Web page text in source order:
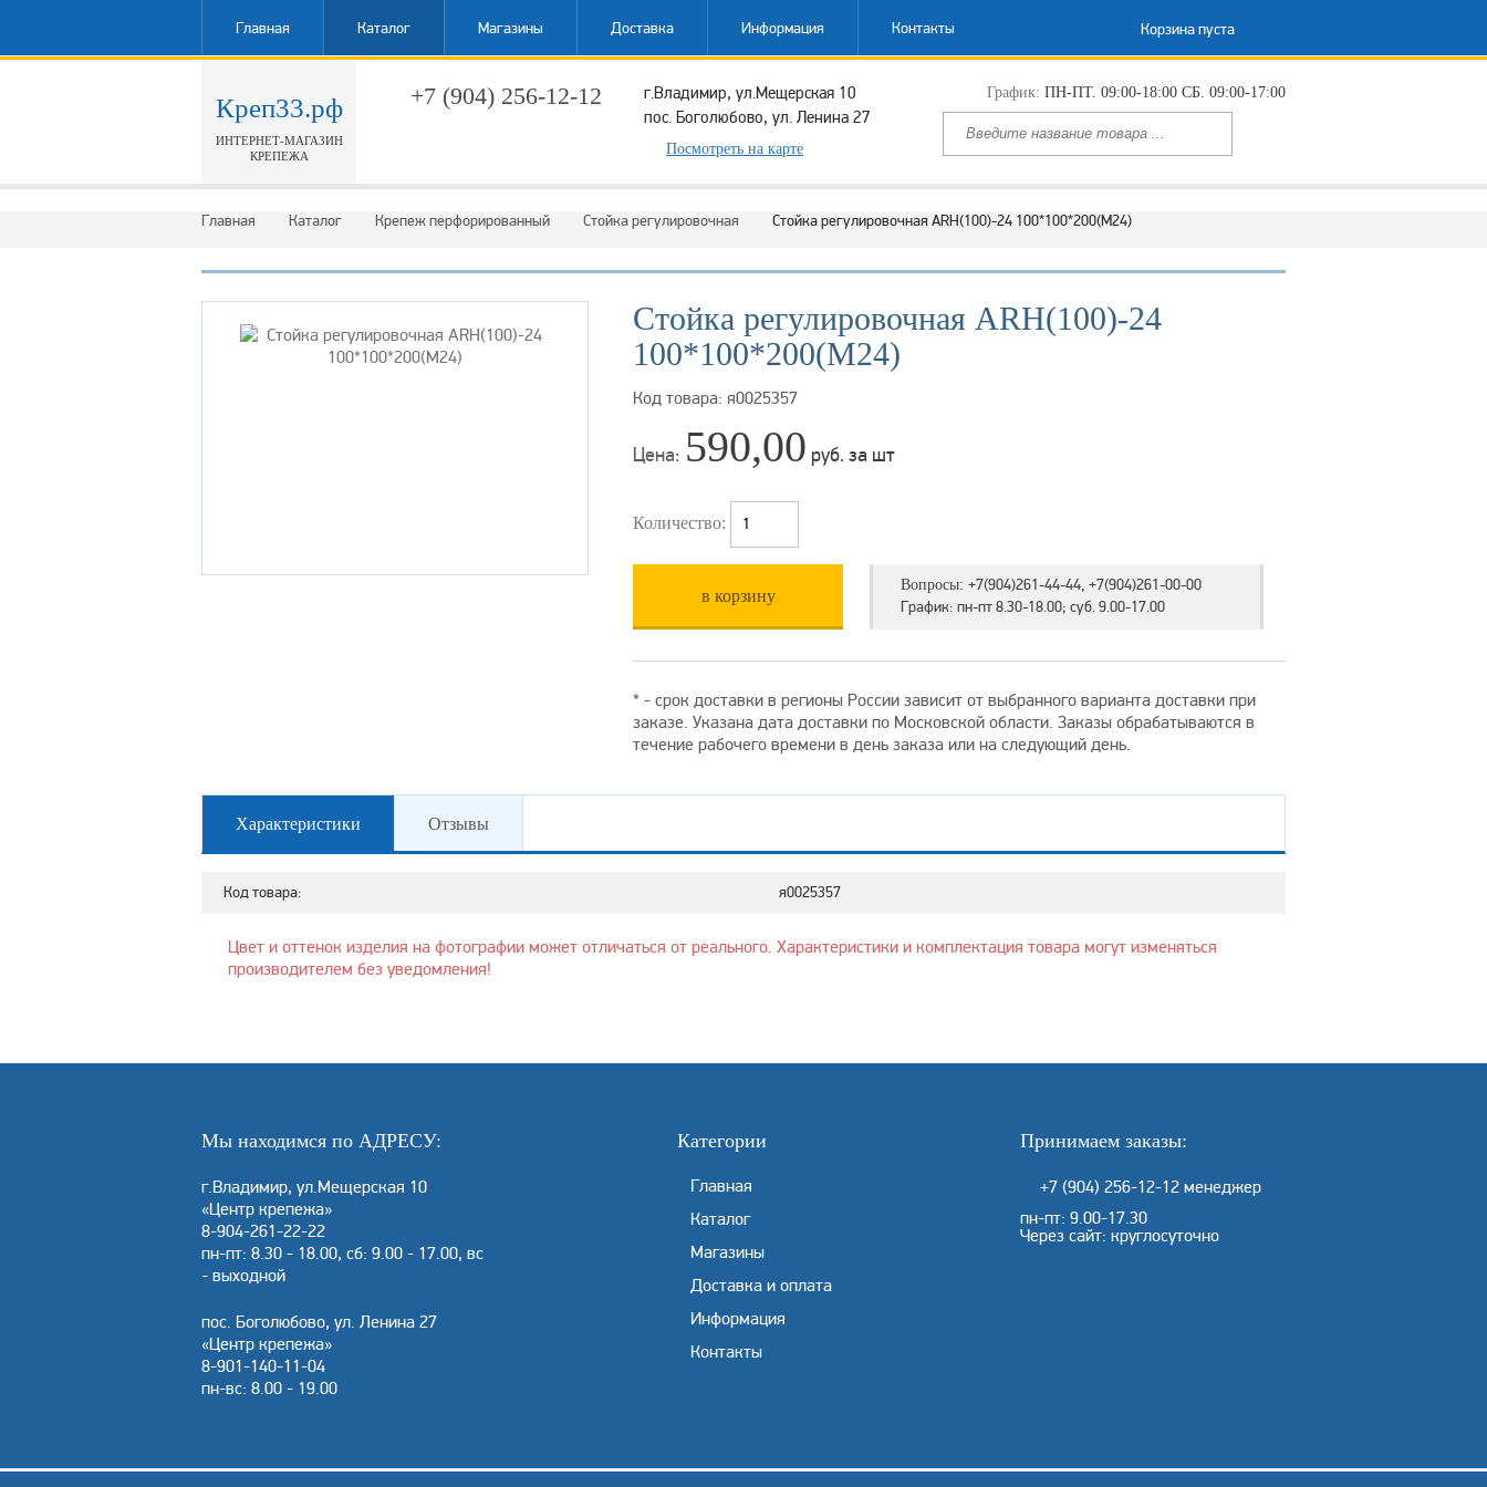
Главная Каталог Магазины Доставка Информация Контакты Корзина пуста
Креп33.рф
ИНТЕРНЕТ-МАГАЗИН
КРЕПЕЖА
+7 (904) 256-12-12
г.Владимир, ул.Мещерская 10
пос. Боголюбово, ул. Ленина 27
Посмотреть на карте
График: ПН-ПТ. 09:00-18:00 СБ. 09:00-17:00
Главная Каталог Крепеж перфорированный Стойка регулировочная Стойка регулировочная ARH(100)-24 100*100*200(М24)
Стойка регулировочная ARH(100)-24
100*100*200(М24)
Код товара: я0025357
Цена: 590,00 руб. за шт
Количество:
в корзину
Вопросы: +7(904)261-44-44, +7(904)261-00-00
График: пн-пт 8.30-18.00; суб. 9.00-17.00
* - срок доставки в регионы России зависит от выбранного варианта доставки при
заказе. Указана дата доставки по Московской области. Заказы обрабатываются в
течение рабочего времени в день заказа или на следующий день.
Характеристики Отзывы
Код товара: я0025357
Цвет и оттенок изделия на фотографии может отличаться от реального. Характеристики и комплектация товара могут изменяться
производителем без уведомления!
Мы находимся по АДРЕСУ:
г.Владимир, ул.Мещерская 10
«Центр крепежа»
8-904-261-22-22
пн-пт: 8.30 - 18.00, сб: 9.00 - 17.00, вс
- выходной
пос. Боголюбово, ул. Ленина 27
«Центр крепежа»
8-901-140-11-04
пн-вс: 8.00 - 19.00
Категории
Главная
Каталог
Магазины
Доставка и оплата
Информация
Контакты
Принимаем заказы:
+7 (904) 256-12-12 менеджер
пн-пт: 9.00-17.30
Через сайт: круглосуточно